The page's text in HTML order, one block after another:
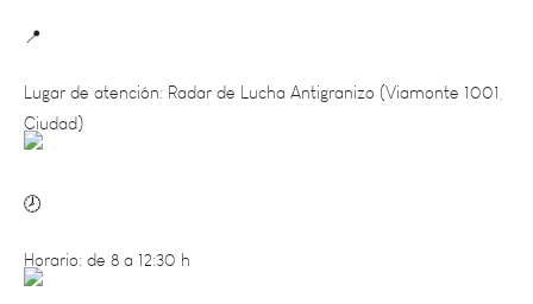
Lugar de atención: Radar de Lucha Antigranizo (Viamonte 1001,
Ciudad)
Horario: de 8 a 12:30 h